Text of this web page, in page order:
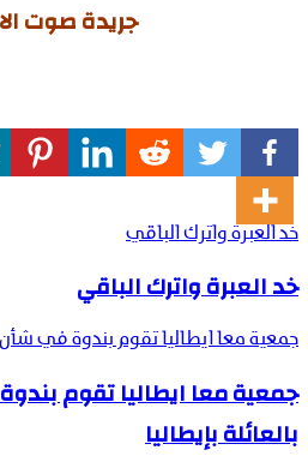
جريدة صوت
خد العبرة واترك الباقي
خد العبرة واترك الباقي
جمعية معا ايطاليا تقوم بندوة في شأن
جمعية معا ايطاليا تقوم
بالعائلة بإيطاليا